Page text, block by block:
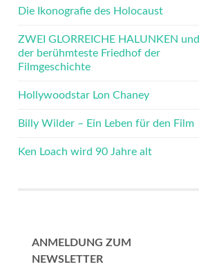
Die Ikonografie des Holocaust
ZWEI GLORREICHE HALUNKEN und
der berühmteste Friedhof der
Filmgeschichte
Hollywoodstar Lon Chaney
Billy Wilder – Ein Leben für den Film
Ken Loach wird 90 Jahre alt
ANMELDUNG ZUM
NEWSLETTER